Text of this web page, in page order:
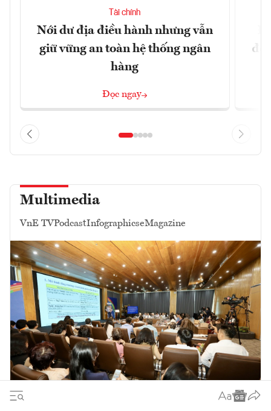
Tài chính
Nới dư địa điều hành nhưng vẫn
giữ vững an toàn hệ thống ngân
hàng
Đọc ngay
Multimedia
VnE TVPodcastInfographicseMagazine